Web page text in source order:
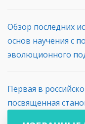
Обзор последних
основ научения с
эволюционного
Первая в
посвященная